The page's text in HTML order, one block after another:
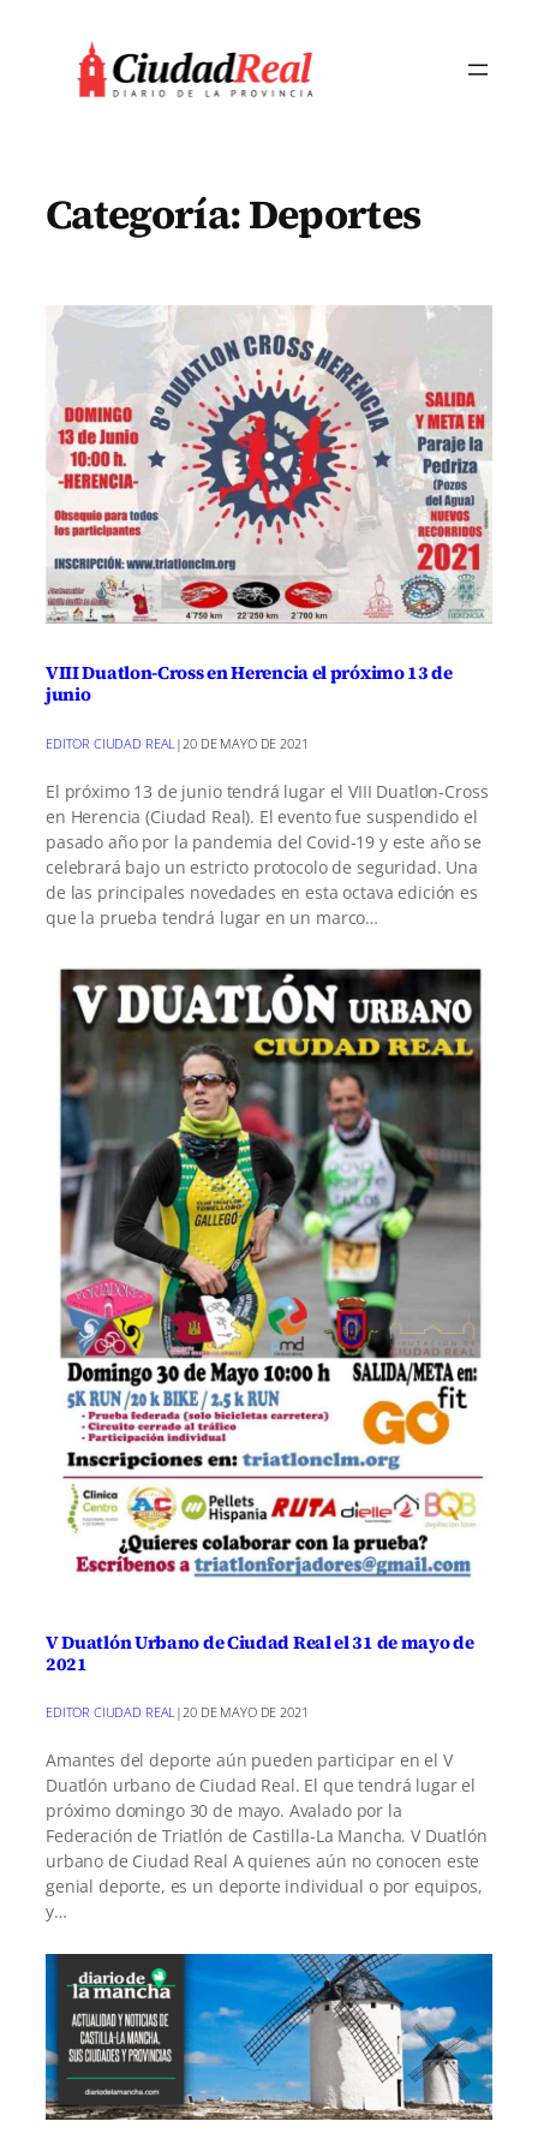
contenido
Categoría:Deportes
VIII Duatlon-Cross en Herencia el próximo 13 de
junio
EDITOR CIUDAD REAL | 20 DE MAYO DE 2021
El próximo 13 de junio tendrá lugar el VIII Duatlon-Cross
en Herencia (Ciudad Real). El evento fue suspendido el
pasado año por la pandemia del Covid-19 y este año se
celebrará bajo un estricto protocolo de seguridad. Una
de las principales novedades en esta octava edición es
que la prueba tendrá lugar en un marco…
V Duatlón Urbano de Ciudad Real el 31 de mayo de
2021
EDITOR CIUDAD REAL|20 DE MAYO DE 2021
Amantes del deporte aún pueden participar en el V
Duatlón urbano de Ciudad Real. El que tendrá lugar el
próximo domingo 30 de mayo. Avalado por la
Federación de Triatlón de Castilla-La Mancha. V Duatlón
urbano de Ciudad Real A quienes aún no conocen este
genial deporte, es un deporte individual o por equipos,
y…